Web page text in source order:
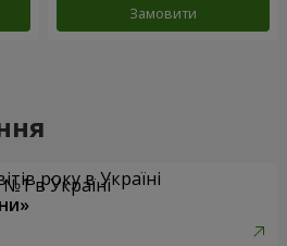
Замовити
року в Україні